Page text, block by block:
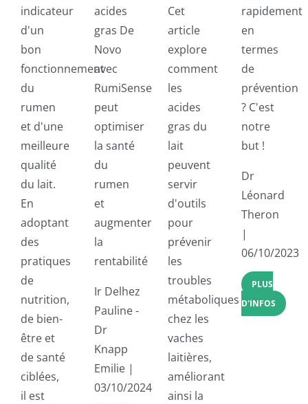
indicateur
d'un
bon
fonctionnement
du
rumen
et d'une
meilleure
qualité
du lait.
En
adoptant
des
pratiques
de
nutrition,
de bien-
être et
de santé
ciblées,
il est
acides
gras De
Novo
avec
RumiSense
peut
optimiser
la santé
du
rumen
et
augmenter
la
rentabilité
Ir Delhez
Pauline -
Dr
Knapp
Emilie |
03/10/2024
Cet
article
explore
comment
les
acides
gras du
lait
peuvent
servir
d'outils
pour
prévenir
les
troubles
métaboliques
chez les
vaches
laitières,
améliorant
ainsi la
rapidement
en
termes
de
prévention
? C'est
notre
but !
Dr
Léonard
Theron
|
06/10/2023
PLUS
D'INFOS